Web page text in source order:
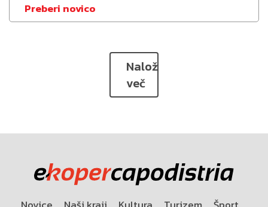
Preberi novico
Naloži
več